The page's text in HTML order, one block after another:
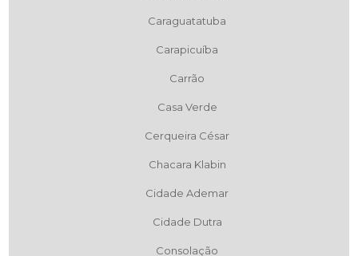
Caraguatatuba
Carapicuíba
Carrão
Casa Verde
Cerqueira César
Chacara Klabin
Cidade Ademar
Cidade Dutra
Consolação